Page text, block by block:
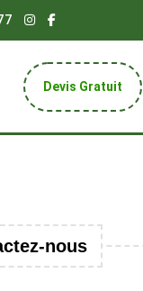
Devis Gratuit Get
A
nous